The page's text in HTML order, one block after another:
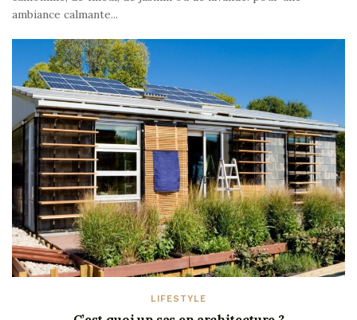
ambiance calmante...
LIFESTYLE